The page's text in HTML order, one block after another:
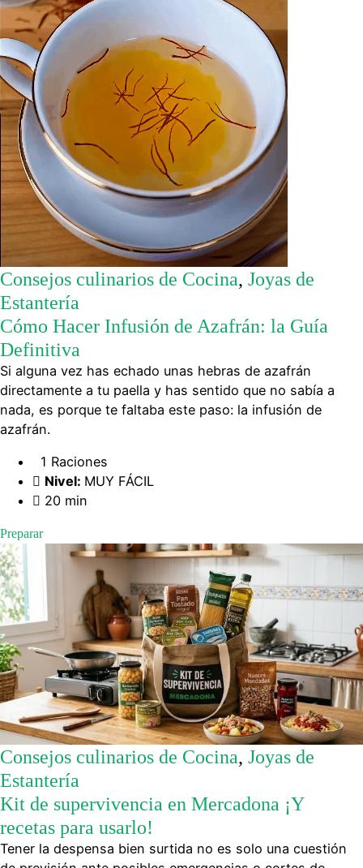
Consejos culinarios de Cocina, Joyas de
Estantería
Cómo Hacer Infusión de Azafrán: la Guía
Definitiva
Si alguna vez has echado unas hebras de azafrán
directamente a tu paella y has sentido que no sabía a
nada, es porque te faltaba este paso: la infusión de
azafrán.
1 Raciones
Nivel: MUY FÁCIL
20 min
Preparar
Consejos culinarios de Cocina, Joyas de
Estantería
Kit de supervivencia en Mercadona ¡Y
recetas para usarlo!
Tener la despensa bien surtida no es solo una cuestión